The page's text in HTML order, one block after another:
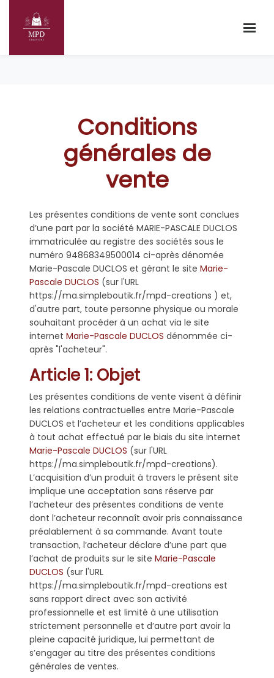
Conditions
générales de
vente
Les présentes conditions de vente sont conclues
d’une part par la société MARIE-PASCALE DUCLOS
immatriculée au registre des sociétés sous le
numéro 94868349500014 ci-après dénomée
Marie-Pascale DUCLOS et gérant le site Marie-
Pascale DUCLOS (sur l'URL
https://ma.simpleboutik.fr/mpd-creations ) et,
d'autre part, toute personne physique ou morale
souhaitant procéder à un achat via le site
internet Marie-Pascale DUCLOS dénommée ci-
après "l'acheteur".
Article 1: Objet
Les présentes conditions de vente visent à définir
les relations contractuelles entre Marie-Pascale
DUCLOS et l’acheteur et les conditions applicables
à tout achat effectué par le biais du site internet
Marie-Pascale DUCLOS (sur l'URL
https://ma.simpleboutik.fr/mpd-creations).
L’acquisition d’un produit à travers le présent site
implique une acceptation sans réserve par
l’acheteur des présentes conditions de vente
dont l’acheteur reconnaît avoir pris connaissance
préalablement à sa commande. Avant toute
transaction, l’acheteur déclare d’une part que
l’achat de produits sur le site Marie-Pascale
DUCLOS (sur l'URL
https://ma.simpleboutik.fr/mpd-creations est
sans rapport direct avec son activité
professionnelle et est limité à une utilisation
strictement personnelle et d’autre part avoir la
pleine capacité juridique, lui permettant de
s’engager au titre des présentes conditions
générales de ventes.